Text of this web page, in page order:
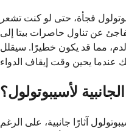
فجأة، حتى لو كنت تشعر
عن تناول حاصرات بيتا إلى
مما قد يكون خطيرًا. سيقلل
لأسيبوتولول؟
آثارًا جانبية، على الرغم